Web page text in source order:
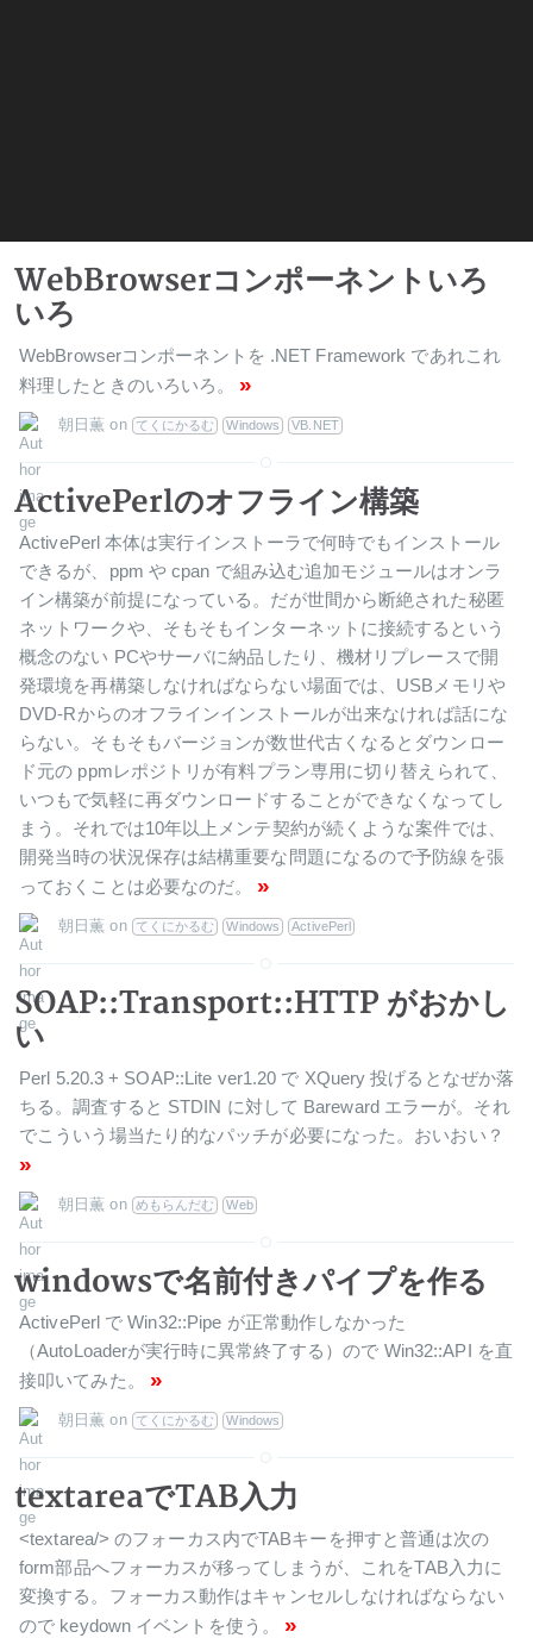
WebBrowserコンポーネントいろ
いろ
WebBrowserコンポーネントを .NET Framework であれこれ
料理したときのいろいろ。 »
朝日薫 on てくにかるむ Windows VB.NET
ActivePerlのオフライン構築
ActivePerl 本体は実行インストーラで何時でもインストール
できるが、ppm や cpan で組み込む追加モジュールはオンラ
イン構築が前提になっている。だが世間から断絶された秘匿
ネットワークや、そもそもインターネットに接続するという
概念のない PCやサーバに納品したり、機材リプレースで開
発環境を再構築しなければならない場面では、USBメモリや
DVD-Rからのオフラインインストールが出来なければ話にな
らない。そもそもバージョンが数世代古くなるとダウンロー
ド元の ppmレポジトリが有料プラン専用に切り替えられて、
いつもで気軽に再ダウンロードすることができなくなってし
まう。それでは10年以上メンテ契約が続くような案件では、
開発当時の状況保存は結構重要な問題になるので予防線を張
っておくことは必要なのだ。 »
朝日薫 on てくにかるむ Windows ActivePerl
SOAP::Transport::HTTP がおかし
い
Perl 5.20.3 + SOAP::Lite ver1.20 で XQuery 投げるとなぜか落
ちる。調査すると STDIN に対して Bareward エラーが。それ
でこういう場当たり的なパッチが必要になった。おいおい？
»
朝日薫 on めもらんだむ Web
windowsで名前付きパイプを作る
ActivePerl で Win32::Pipe が正常動作しなかった
（AutoLoaderが実行時に異常終了する）ので Win32::API を直
接叩いてみた。 »
朝日薫 on てくにかるむ Windows
textareaでTAB入力
<textarea/> のフォーカス内でTABキーを押すと普通は次の
form部品へフォーカスが移ってしまうが、これをTAB入力に
変換する。フォーカス動作はキャンセルしなければならない
ので keydown イベントを使う。 »